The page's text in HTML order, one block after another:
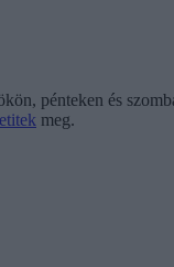
pénteken és
meg.